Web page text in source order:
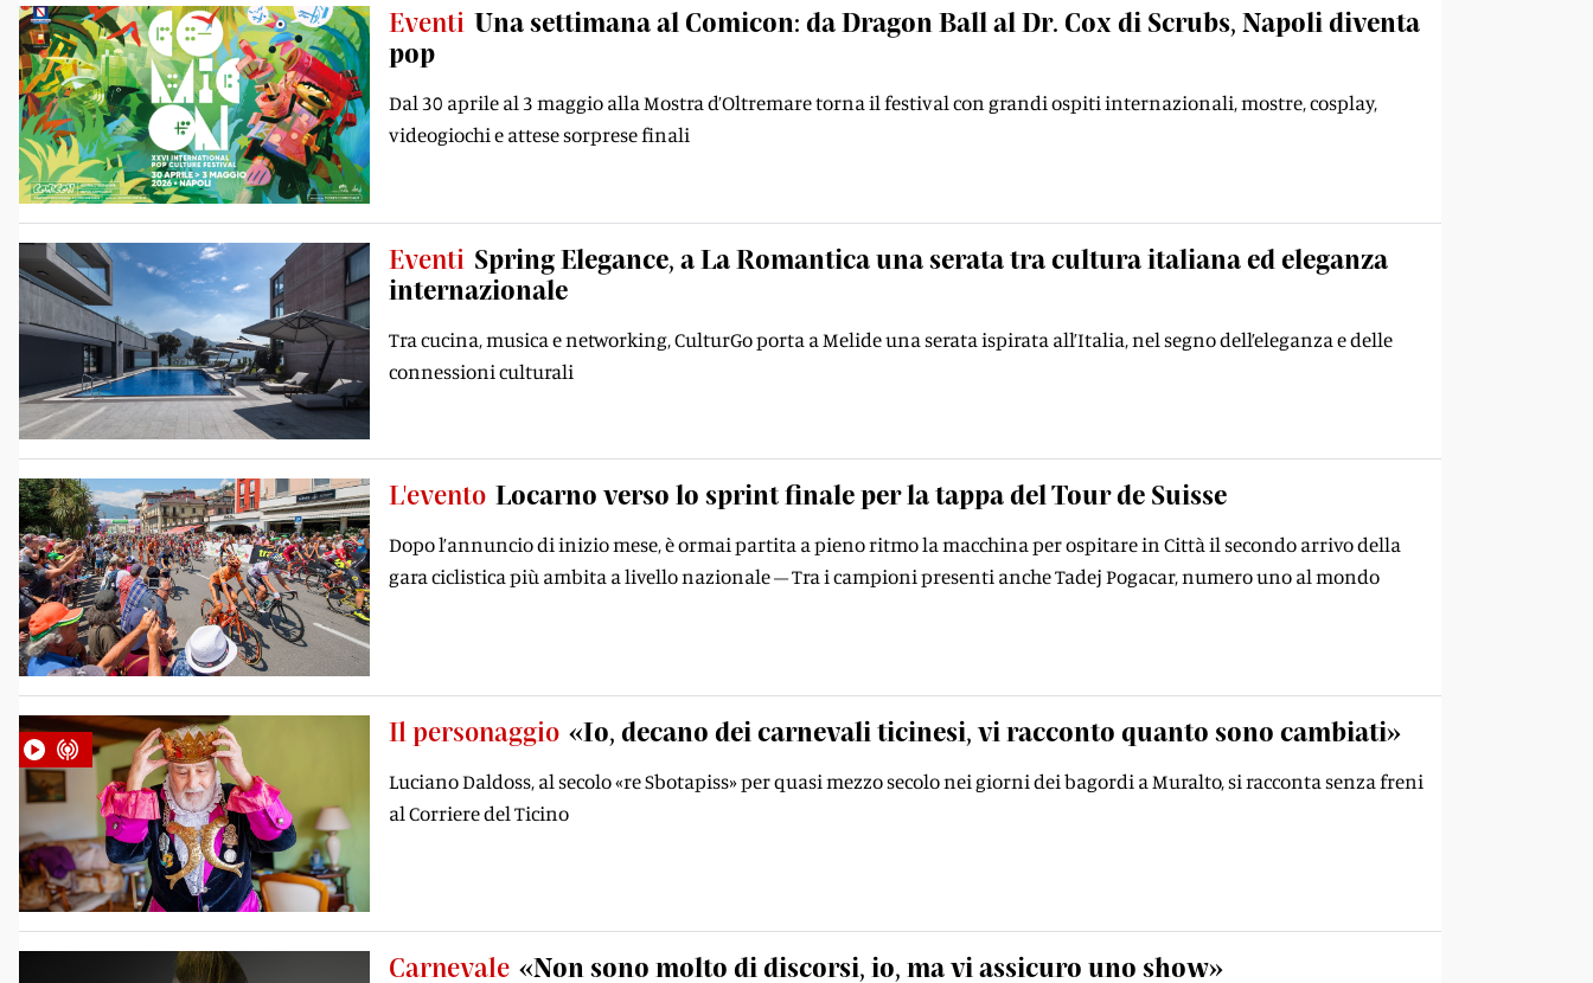
Eventi Una settimana al Comicon: da Dragon Ball al Dr. Cox di Scrubs, Napoli diventa
pop
Dal 30 aprile al 3 maggio alla Mostra d’Oltremare torna il festival con grandi ospiti internazionali, mostre, cosplay,
videogiochi e attese sorprese finali
Eventi Spring Elegance, a La Romantica una serata tra cultura italiana ed eleganza
internazionale
Tra cucina, musica e networking, CulturGo porta a Melide una serata ispirata all’Italia, nel segno dell’eleganza e delle
connessioni culturali
L'evento Locarno verso lo sprint ﬁnale per la tappa del Tour de Suisse
Dopo l’annuncio di inizio mese, è ormai partita a pieno ritmo la macchina per ospitare in Città il secondo arrivo della
gara ciclistica più ambita a livello nazionale – Tra i campioni presenti anche Tadej Pogacar, numero uno al mondo
Il personaggio «Io, decano dei carnevali ticinesi, vi racconto quanto sono cambiati»
Luciano Daldoss, al secolo «re Sbotapiss» per quasi mezzo secolo nei giorni dei bagordi a Muralto, si racconta senza freni
al Corriere del Ticino
Carnevale «Non sono molto di discorsi, io, ma vi assicuro uno show»